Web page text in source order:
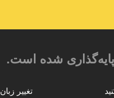
شده است.
تغییر زبان